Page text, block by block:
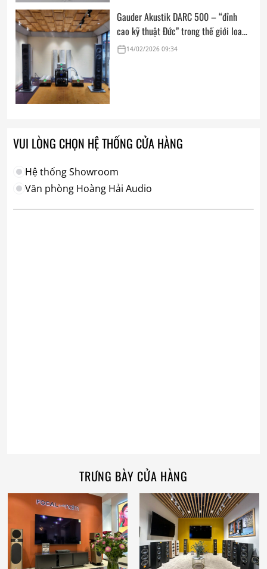
Gauder Akustik DARC 500 – “đỉnh
cao kỹ thuật Đức” trong thế giới loa
hi-end tham chiếu
14/02/2026 09:34
VUI LÒNG CHỌN HỆ THỐNG CỬA HÀNG
Hệ thống Showroom
Văn phòng Hoàng Hải Audio
TRƯNG BÀY CỬA HÀNG